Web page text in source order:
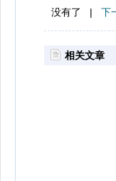
没有了 | 下
相关文章